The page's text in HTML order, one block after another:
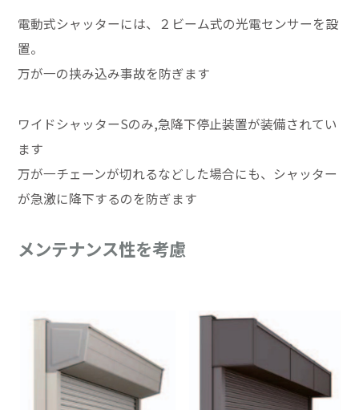
電動式シャッターには、２ビーム式の光電センサーを設
置。
万が一の挟み込み事故を防ぎます
ワイドシャッターSのみ,急降下停止装置が装備されてい
ます
万が一チェーンが切れるなどした場合にも、シャッター
が急激に降下するのを防ぎます
メンテナンス性を考慮